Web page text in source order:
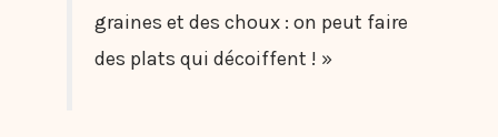
graines et des choux : on peut faire
des plats qui décoiffent ! »